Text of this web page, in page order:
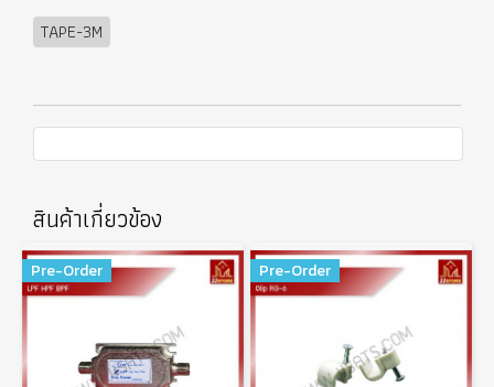
TAPE-3M
สินค้าเกี่ยวข้อง
Pre-Order Pre-Order